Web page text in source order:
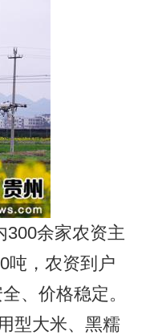
余家农资主
吨，农资到户
、价格稳定。
型大米、黑糯